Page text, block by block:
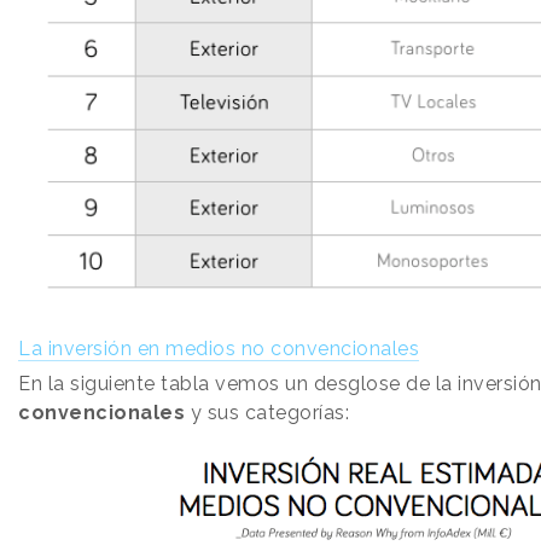
La inversión en medios no convencionales
En la siguiente tabla vemos un desglose de la
convencionales y sus categorías: